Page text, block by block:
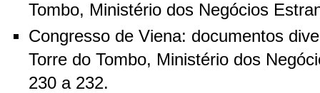
Tombo, Ministério dos Negócios
Congresso de Viena: documentos
Torre do Tombo, Ministério dos
230 a 232.